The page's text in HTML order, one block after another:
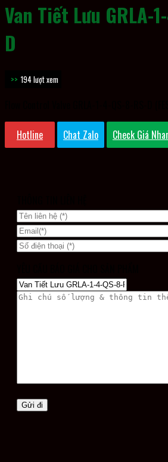
Van Tiết Lưu GRLA-
D
194 lượt xem
Hotline Chat Zalo Check Giá